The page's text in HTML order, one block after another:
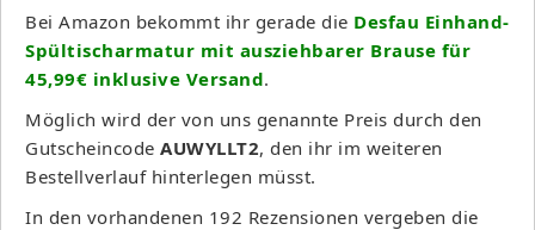
Bei Amazon bekommt ihr gerade die Desfau Einhand-
Spültischarmatur mit ausziehbarer Brause für
45,99€ inklusive Versand.
Möglich wird der von uns genannte Preis durch den
Gutscheincode AUWYLLT2, den ihr im weiteren
Bestellverlauf hinterlegen müsst.
In den vorhandenen 192 Rezensionen vergeben die